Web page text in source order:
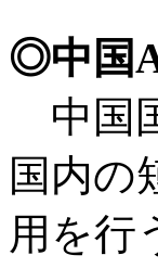
◎中国
中国
国内の
用を行